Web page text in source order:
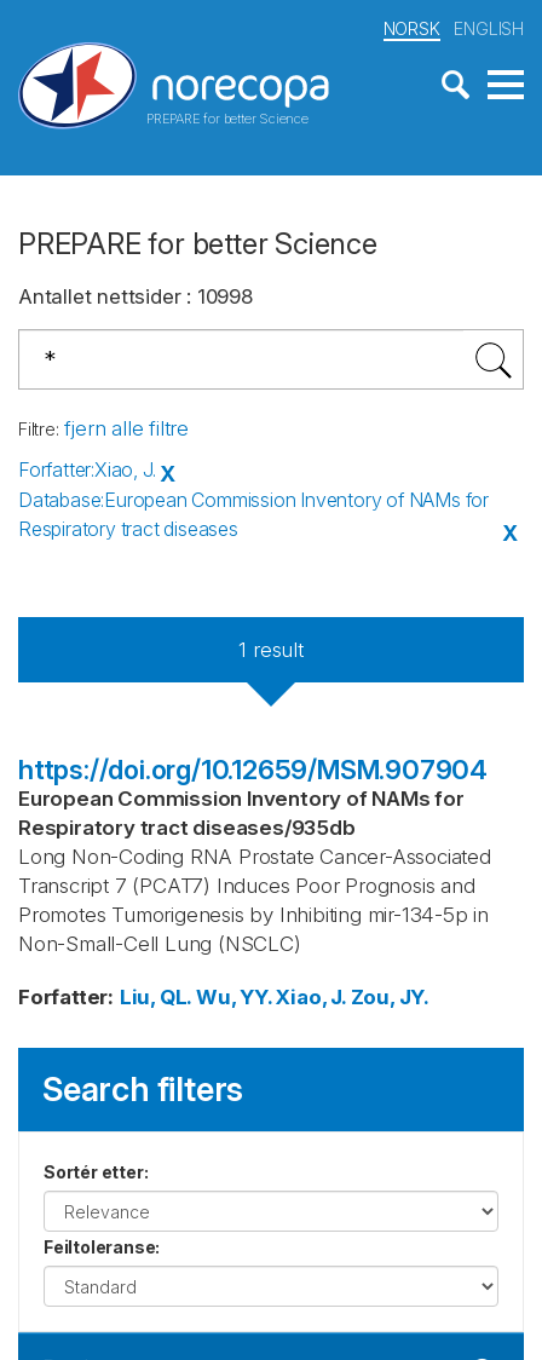
PREPARE for better Science
NORSK ENGLISH
PREPARE for better Science
Antallet nettsider: 10998
Filtre: fjern alle filtre
Forfatter:Xiao, J. X
Database:European Commission Inventory of NAMs for
Respiratory tract diseases
X
1 result
https://doi.org/10.12659/MSM.907904
European Commission Inventory of NAMs for
Respiratory tract diseases/935db
Long Non-Coding RNA Prostate Cancer-Associated
Transcript 7 (PCAT7) Induces Poor Prognosis and
Promotes Tumorigenesis by Inhibiting mir-134-5p in
Non-Small-Cell Lung (NSCLC)
Forfatter: Liu, QL. Wu, YY.Xiao, J. Zou, JY.
Search filters
Sortér etter:
Feiltoleranse: